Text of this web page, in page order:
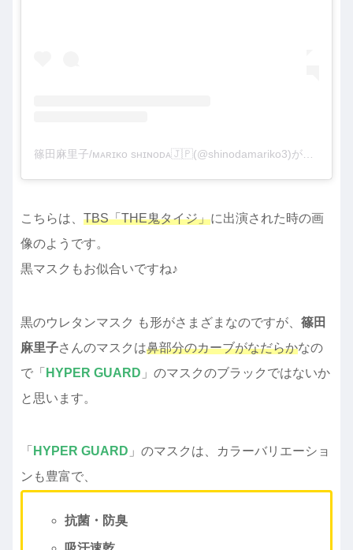
こちらは、 TBS「THE鬼タイジ」に出演された時の画
像のようです。
黒マスクもお似合いですね♪
黒のウレタンマスク も形がさまざまなのですが、 篠田
麻里子さんのマスクは鼻部分のカーブがなだらかなの
で「 HYPER GUARD 」のマスクのブラックではないか
と思います。
「 HYPER GUARD 」のマスクは、カラーバリエーショ
ンも豊富で、
抗菌・防臭